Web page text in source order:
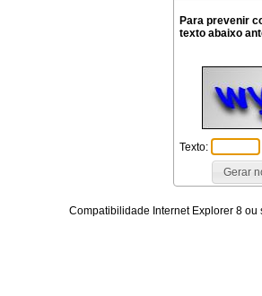
Para prevenir
texto abaixo
Texto:
Compatibilidade Internet Explorer 8 ou